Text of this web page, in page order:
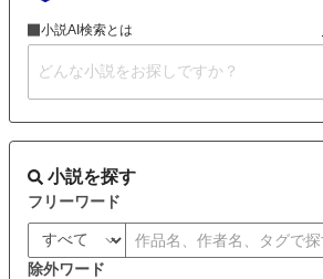
小説AI検索とは
小説を探す
フリーワード
除外ワード